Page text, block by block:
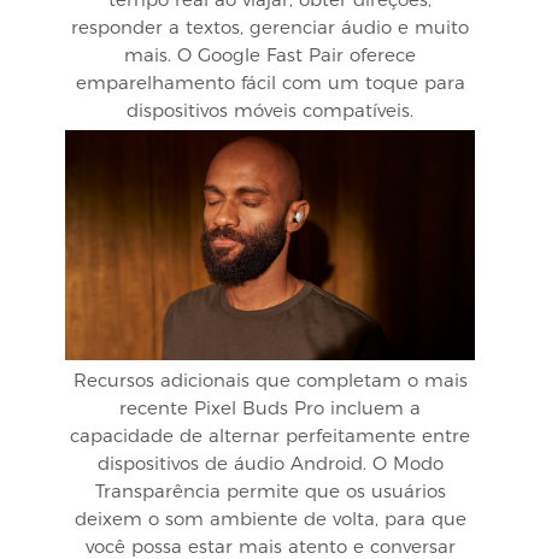
responder a textos, gerenciar áudio e muito
mais. O Google Fast Pair oferece
emparelhamento fácil com um toque para
dispositivos móveis compatíveis.
Recursos adicionais que completam o mais
recente Pixel Buds Pro incluem a
capacidade de alternar perfeitamente entre
dispositivos de áudio Android. O Modo
Transparência permite que os usuários
deixem o som ambiente de volta, para que
você possa estar mais atento e conversar